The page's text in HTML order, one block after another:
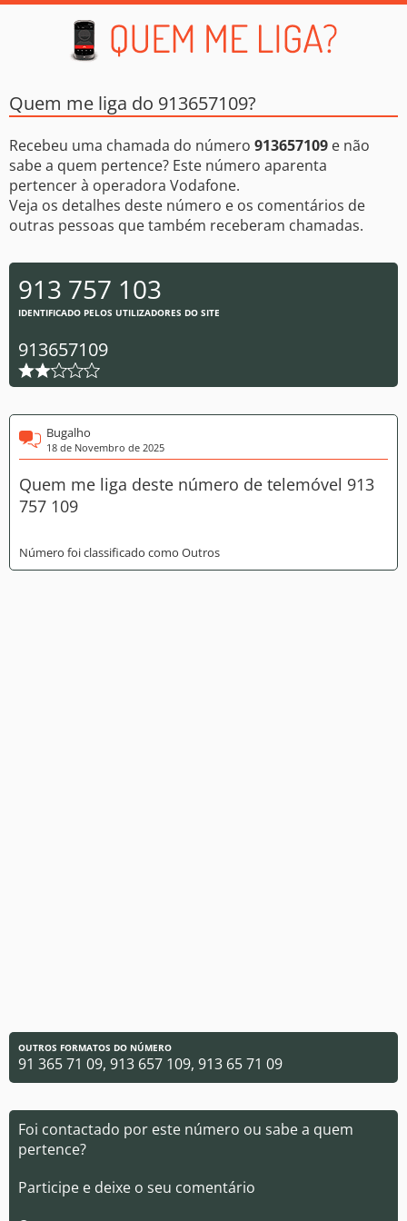
Quem me liga do 913657109?
Recebeu uma chamada do número 913657109 e não
sabe a quem pertence? Este número aparenta
pertencer à operadora Vodafone.
Veja os detalhes deste número e os comentários de
outras pessoas que também receberam chamadas.
913 757 103
IDENTIFICADO PELOS UTILIZADORES DO SITE
913657109
Bugalho
18 de Novembro de 2025
Quem me liga deste número de telemóvel 913
757 109
Número foi classificado como Outros
OUTROS FORMATOS DO NÚMERO
91 365 71 09, 913 657 109, 913 65 71 09
Foi contactado por este número ou sabe a quem
pertence?
Participe e deixe o seu comentário